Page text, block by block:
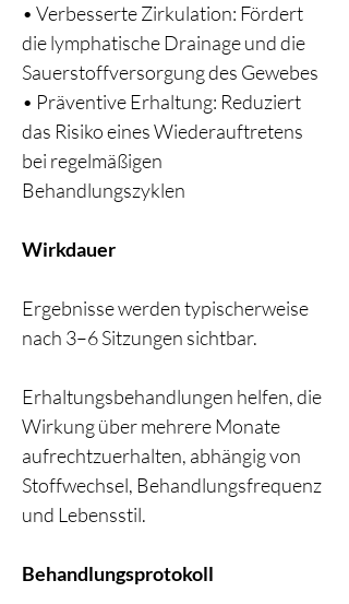
• Verbesserte Zirkulation: Fördert
die lymphatische Drainage und die
Sauerstoffversorgung des Gewebes
• Präventive Erhaltung: Reduziert
das Risiko eines Wiederauftretens
bei regelmäßigen
Behandlungszyklen
Wirkdauer
Ergebnisse werden typischerweise
nach 3–6 Sitzungen sichtbar.
Erhaltungsbehandlungen helfen, die
Wirkung über mehrere Monate
aufrechtzuerhalten, abhängig von
Stoffwechsel, Behandlungsfrequenz
und Lebensstil.
Behandlungsprotokoll